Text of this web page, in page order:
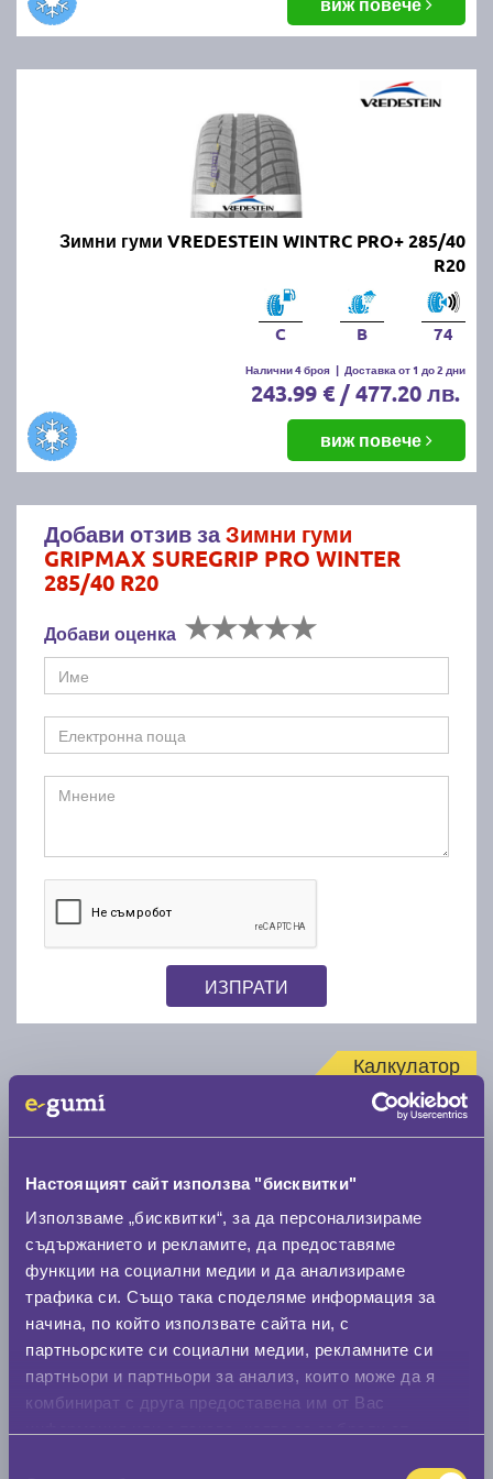
Настоящият сайт използва "бисквитки"
Използваме „бисквитки“, за да персонализираме
съдържанието и рекламите, да предоставяме
функции на социални медии и да анализираме
трафика си. Също така споделяме информация за
начина, по който използвате сайта ни, с
партньорските си социални медии, рекламните си
партньори и партньори за анализ, които може да я
комбинират с друга предоставена им от Вас
Зимни гуми VREDESTEIN WINTRC PRO+ 285/40
R20
C B 74
Налични 4 броя | Доставка от 1 до 2 дни
243.99 € / 477.20 лв.
виж повече
Добави отзив заЗимни гуми
GRIPMAX SUREGRIP PRO WINTER
285/40 R20
Добави оценка
ИЗПРАТИ
Калкулатор
Нов размер